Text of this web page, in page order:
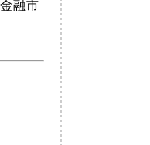
融市